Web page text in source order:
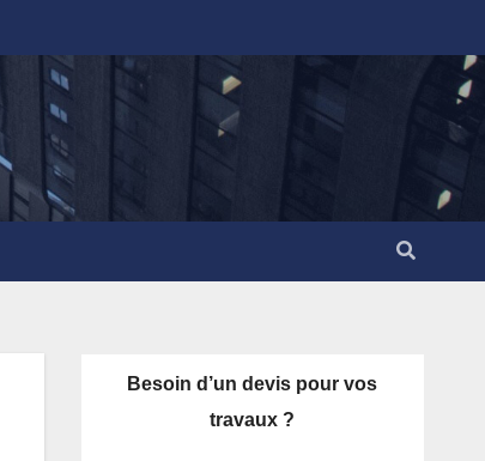
Besoin d’un devis pour vos
travaux ?